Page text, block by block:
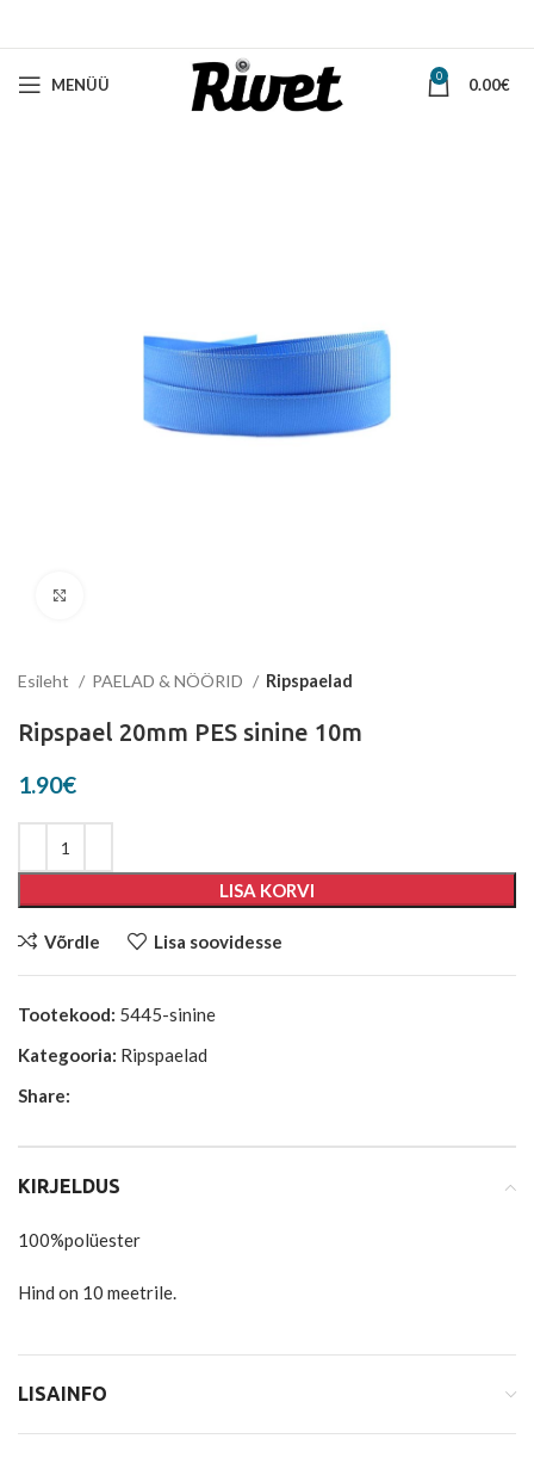
MENÜÜ 0 0.00€
Esileht PAELAD & NÖÖRID Ripspaelad
Ripspael 20mm PES sinine 10m
1.90€
LISA KORVI
Võrdle Lisa soovidesse
Tootekood: 5445-sinine
Kategooria: Ripspaelad
Share:
KIRJELDUS
100%polüester
Hind on 10 meetrile.
LISAINFO